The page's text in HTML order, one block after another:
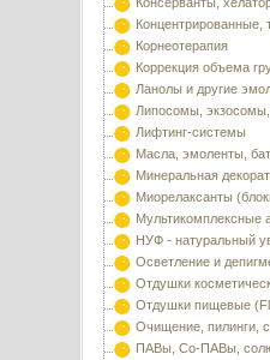
Концентрированные,
Корнеотерапия
Коррекция объема
Ланолы и другие
Липосомы,
Лифтинг-системы
Масла, эмоленты,
Минеральная
Миорелаксанты
Мультикомплексные
НУФ - натуральный
Осветление и
Отдушки
Отдушки пищевые
Очищение, пилинги,
ПАВы, Со-ПАВы,